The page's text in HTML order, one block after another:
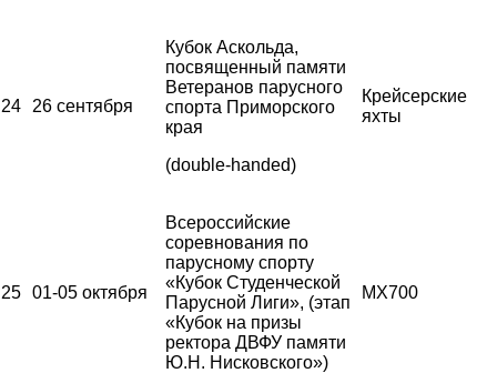
24 26 сентября
Кубок Аскольда,
посвященный памяти
Ветеранов парусного
спорта Приморского
края
(double-handed)
Крейсерские
яхты
25 01-05 октября
Всероссийские
соревнования по
парусному спорту
«Кубок Студенческой
Парусной Лиги», (этап
«Кубок на призы
ректора ДВФУ памяти
Ю.Н. Нисковского»)
MX700